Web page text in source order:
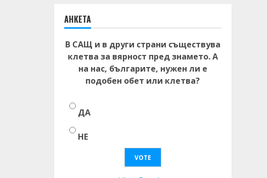
АНКЕТА
В САЩ и в други страни съществува
клетва за вярност пред знамето. А
на нас, българите, нужен ли е
подобен обет или клетва?
ДА
НЕ